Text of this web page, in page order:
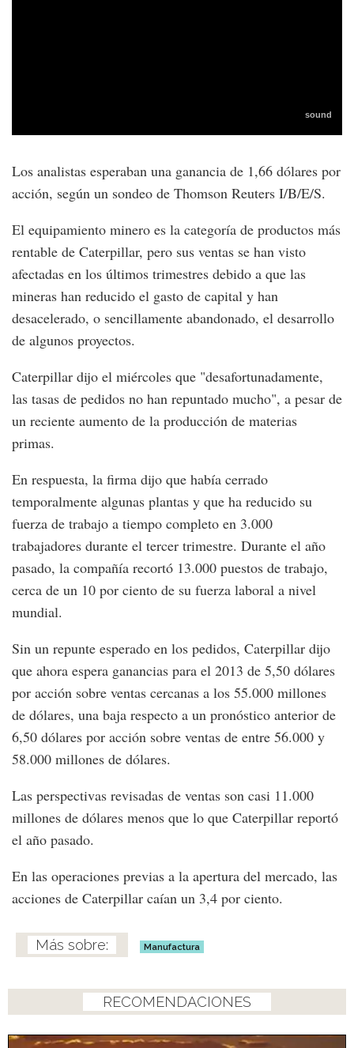
Los analistas esperaban una ganancia de 1,66 dólares por
acción, según un sondeo de Thomson Reuters I/B/E/S.
El equipamiento minero es la categoría de productos más
rentable de Caterpillar, pero sus ventas se han visto
afectadas en los últimos trimestres debido a que las
mineras han reducido el gasto de capital y han
desacelerado, o sencillamente abandonado, el desarrollo
de algunos proyectos.
Caterpillar dijo el miércoles que "desafortunadamente,
las tasas de pedidos no han repuntado mucho", a pesar de
un reciente aumento de la producción de materias
primas.
En respuesta, la firma dijo que había cerrado
temporalmente algunas plantas y que ha reducido su
fuerza de trabajo a tiempo completo en 3.000
trabajadores durante el tercer trimestre. Durante el año
pasado, la compañía recortó 13.000 puestos de trabajo,
cerca de un 10 por ciento de su fuerza laboral a nivel
mundial.
Sin un repunte esperado en los pedidos, Caterpillar dijo
que ahora espera ganancias para el 2013 de 5,50 dólares
por acción sobre ventas cercanas a los 55.000 millones
de dólares, una baja respecto a un pronóstico anterior de
6,50 dólares por acción sobre ventas de entre 56.000 y
58.000 millones de dólares.
Las perspectivas revisadas de ventas son casi 11.000
millones de dólares menos que lo que Caterpillar reportó
el año pasado.
En las operaciones previas a la apertura del mercado, las
acciones de Caterpillar caían un 3,4 por ciento.
Manufactura
RECOMENDACIONES